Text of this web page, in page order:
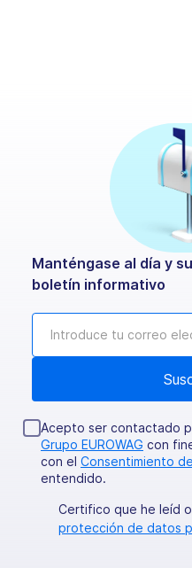
Manténgase al día y
boletín informativo
Acepto ser contactado
Grupo EUROWAG con
con el Consentimiento
entendido.
Certifico que he leíd o
protección de datos